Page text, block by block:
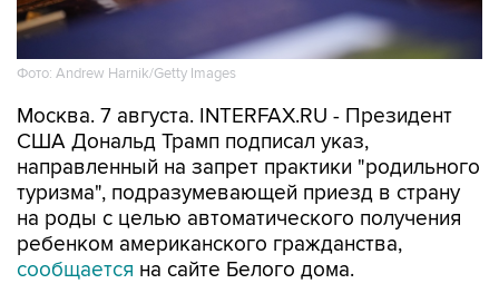
Фото: Andrew Harnik/Getty Images
Москва. 7 августа. INTERFAX.RU - Президент
США Дональд Трамп подписал указ,
направленный на запрет практики "родильного
туризма", подразумевающей приезд в страну
на роды с целью автоматического получения
ребенком американского гражданства,
сообщается на сайте Белого дома.